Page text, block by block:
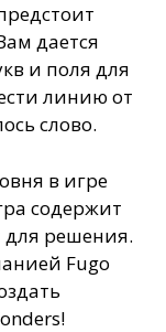
дается
и поля для
линию от
слово.
в игре
содержит
для решения.
Fugo